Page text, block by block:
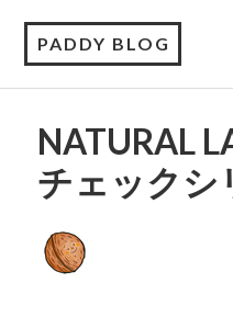
PADDY BLOG
NATURAL
チェックシ